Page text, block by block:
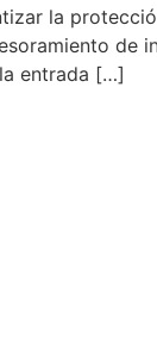
la
de
entrada […]